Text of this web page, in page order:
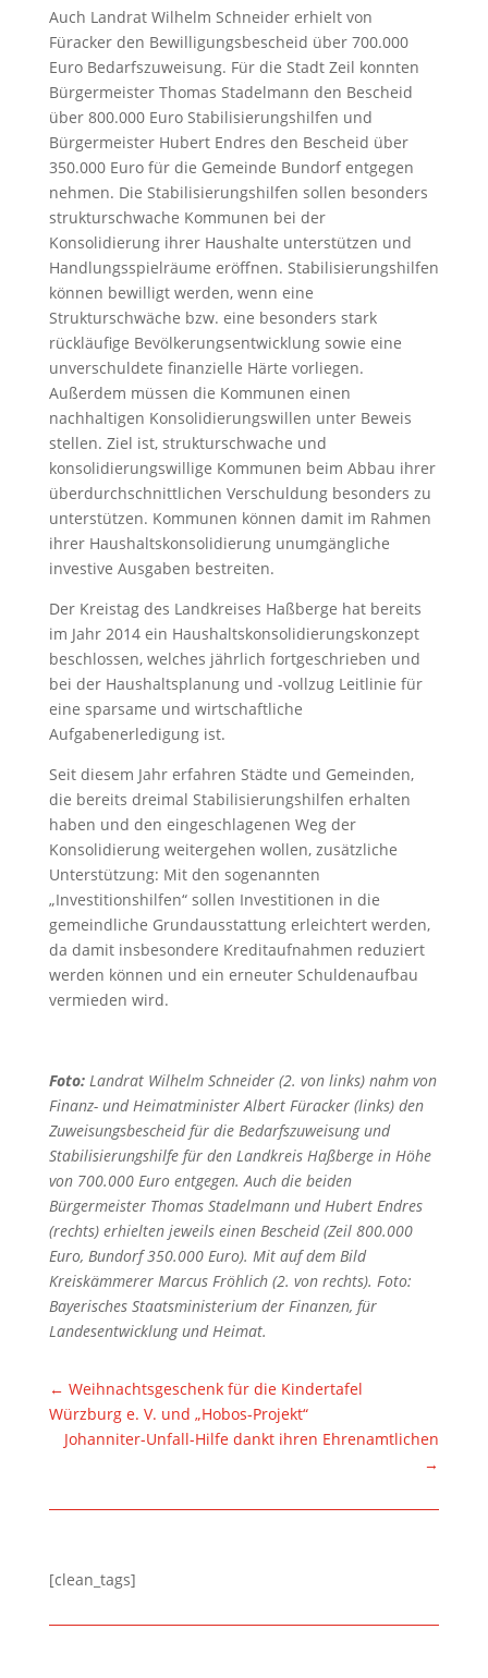
Auch Landrat Wilhelm Schneider erhielt von
Füracker den Bewilligungsbescheid über 700.000
Euro Bedarfszuweisung. Für die Stadt Zeil konnten
Bürgermeister Thomas Stadelmann den Bescheid
über 800.000 Euro Stabilisierungshilfen und
Bürgermeister Hubert Endres den Bescheid über
350.000 Euro für die Gemeinde Bundorf entgegen
nehmen. Die Stabilisierungshilfen sollen besonders
strukturschwache Kommunen bei der
Konsolidierung ihrer Haushalte unterstützen und
Handlungsspielräume eröffnen. Stabilisierungshilfen
können bewilligt werden, wenn eine
Strukturschwäche bzw. eine besonders stark
rückläufige Bevölkerungsentwicklung sowie eine
unverschuldete finanzielle Härte vorliegen.
Außerdem müssen die Kommunen einen
nachhaltigen Konsolidierungswillen unter Beweis
stellen. Ziel ist, strukturschwache und
konsolidierungswillige Kommunen beim Abbau ihrer
überdurchschnittlichen Verschuldung besonders zu
unterstützen. Kommunen können damit im Rahmen
ihrer Haushaltskonsolidierung unumgängliche
investive Ausgaben bestreiten.
Der Kreistag des Landkreises Haßberge hat bereits
im Jahr 2014 ein Haushaltskonsolidierungskonzept
beschlossen, welches jährlich fortgeschrieben und
bei der Haushaltsplanung und -vollzug Leitlinie für
eine sparsame und wirtschaftliche
Aufgabenerledigung ist.
Seit diesem Jahr erfahren Städte und Gemeinden,
die bereits dreimal Stabilisierungshilfen erhalten
haben und den eingeschlagenen Weg der
Konsolidierung weitergehen wollen, zusätzliche
Unterstützung: Mit den sogenannten
„Investitionshilfen“ sollen Investitionen in die
gemeindliche Grundausstattung erleichtert werden,
da damit insbesondere Kreditaufnahmen reduziert
werden können und ein erneuter Schuldenaufbau
vermieden wird.
Foto: Landrat Wilhelm Schneider (2. von links) nahm von
Finanz- und Heimatminister Albert Füracker (links) den
Zuweisungsbescheid für die Bedarfszuweisung und
Stabilisierungshilfe für den Landkreis Haßberge in Höhe
von 700.000 Euro entgegen. Auch die beiden
Bürgermeister Thomas Stadelmann und Hubert Endres
(rechts) erhielten jeweils einen Bescheid (Zeil 800.000
Euro, Bundorf 350.000 Euro). Mit auf dem Bild
Kreiskämmerer Marcus Fröhlich (2. von rechts). Foto:
Bayerisches Staatsministerium der Finanzen, für
Landesentwicklung und Heimat.
← Weihnachtsgeschenk für die Kindertafel
Würzburg e. V. und „Hobos-Projekt“
Johanniter-Unfall-Hilfe dankt ihren Ehrenamtlichen
→
[clean_tags]